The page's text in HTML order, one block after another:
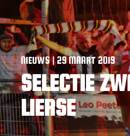
NIEUWS | 29 MAART 2019
SELECTIE
LIERSE